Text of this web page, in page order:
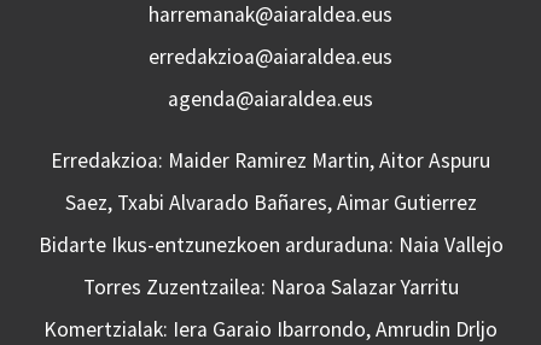
harremanak@aiaraldea.eus
erredakzioa@aiaraldea.eus
agenda@aiaraldea.eus
Erredakzioa: Maider Ramirez Martin, Aitor Aspuru
Saez, Txabi Alvarado Bañares, Aimar Gutierrez
Bidarte Ikus-entzunezkoen arduraduna: Naia Vallejo
Torres Zuzentzailea: Naroa Salazar Yarritu
Komertzialak: Iera Garaio Ibarrondo, Amrudin Drljo